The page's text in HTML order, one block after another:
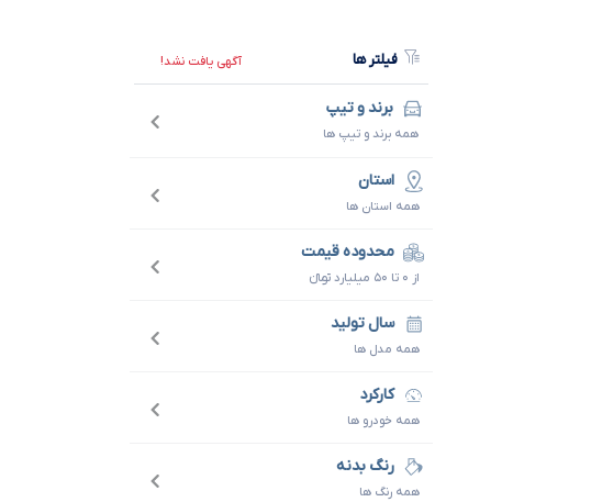
فیلتر ها آگهی یافت نشد!
برند و تیپ
همه برند و تیپ ها
استان
همه استان ها
محدوده قیمت
از ۰ تا ۵۰ میلیارد تومانءءء
سال تولید
همه مدل ها
کارکرد
همه خودرو ها
رنگ بدنه
همه رنگ ها